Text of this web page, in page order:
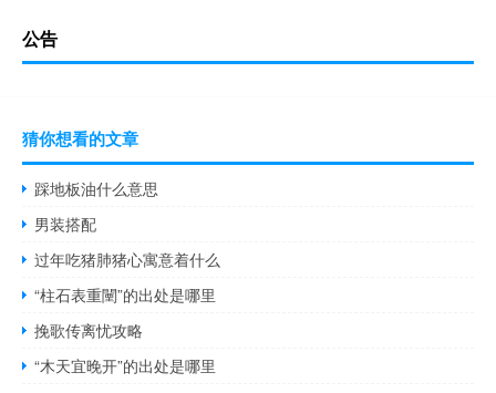
公告
猜你想看的文章
踩地板油什么意思
男装搭配
过年吃猪肺猪心寓意着什么
“柱石表重闉”的出处是哪里
挽歌传离忧攻略
“木天宜晚开”的出处是哪里